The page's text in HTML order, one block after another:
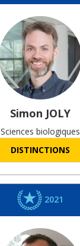
Simon JOLY
Sciences biologiques
DISTINCTIONS
2021